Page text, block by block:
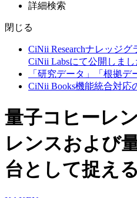
詳細検索
閉じる
CiNii Researchナレッジ
CiNii Labsにて公開しまし
「研究データ」「根拠
CiNii Books機能統合対応
量子コヒーレ
レンスおよび
台として捉え